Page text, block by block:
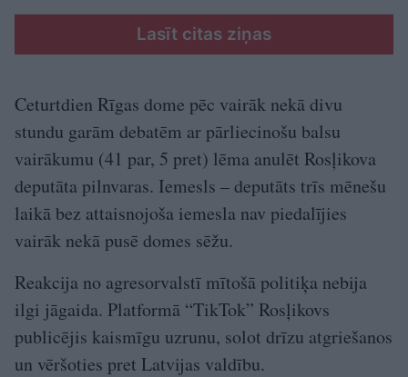
Lasīt citas ziņas
Ceturtdien Rīgas dome pēc vairāk nekā divu
stundu garām debatēm ar pārliecinošu balsu
vairākumu (41 par, 5 pret) lēma anulēt Rosļikova
deputāta pilnvaras. Iemesls – deputāts trīs mēnešu
laikā bez attaisnojoša iemesla nav piedalījies
vairāk nekā pusē domes sēžu.
Reakcija no agresorvalstī mītošā politiķa nebija
ilgi jāgaida. Platformā “TikTok” Rosļikovs
publicējis kaismīgu uzrunu, solot drīzu atgriešanos
un vēršoties pret Latvijas valdību.